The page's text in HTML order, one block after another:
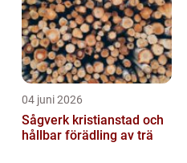
04 juni 2026
Sågverk kristianstad och
hållbar förädling av trä